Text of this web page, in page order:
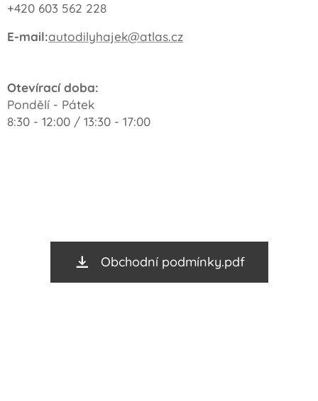
+420 603 562 228
E-mail:autodilyhajek@atlas.cz
Otevírací doba:
Pondělí - Pátek
8:30 - 12:00 / 13:30 - 17:00
Obchodní podmínky.pdf